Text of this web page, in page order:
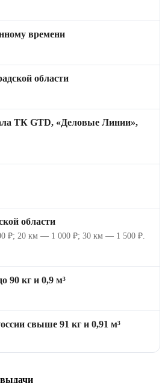
времени
области
ТК GTD, «Деловые Линии»,
области
₽; 20 км — 1 000 ₽; 30 км — 1 500 ₽.
90 кг и 0,9 м³
свыше 91 кг и 0,91 м³